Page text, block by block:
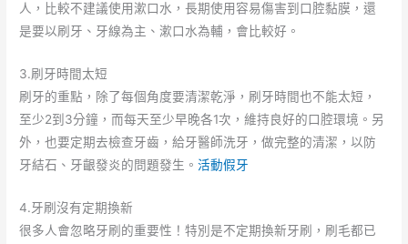
人，比較不建議使用漱口水，長期使用容易傷害到口腔黏膜，還
是要以刷牙、牙線為主、漱口水為輔，會比較好。
3.刷牙時間太短
刷牙的重點，除了每個角度要清潔乾淨，刷牙時間也不能太短，
至少2到3分鐘，而每天至少早晚各1次，維持良好的口腔環境。另
外，也要定期去檢查牙齒，給牙醫師洗牙，做完整的清潔，以防
牙結石、牙齦發炎的問題發生。活動假牙
4.牙刷沒有定期換新
很多人會忽略牙刷的重要性！特別是不定期換新牙刷，刷毛都已